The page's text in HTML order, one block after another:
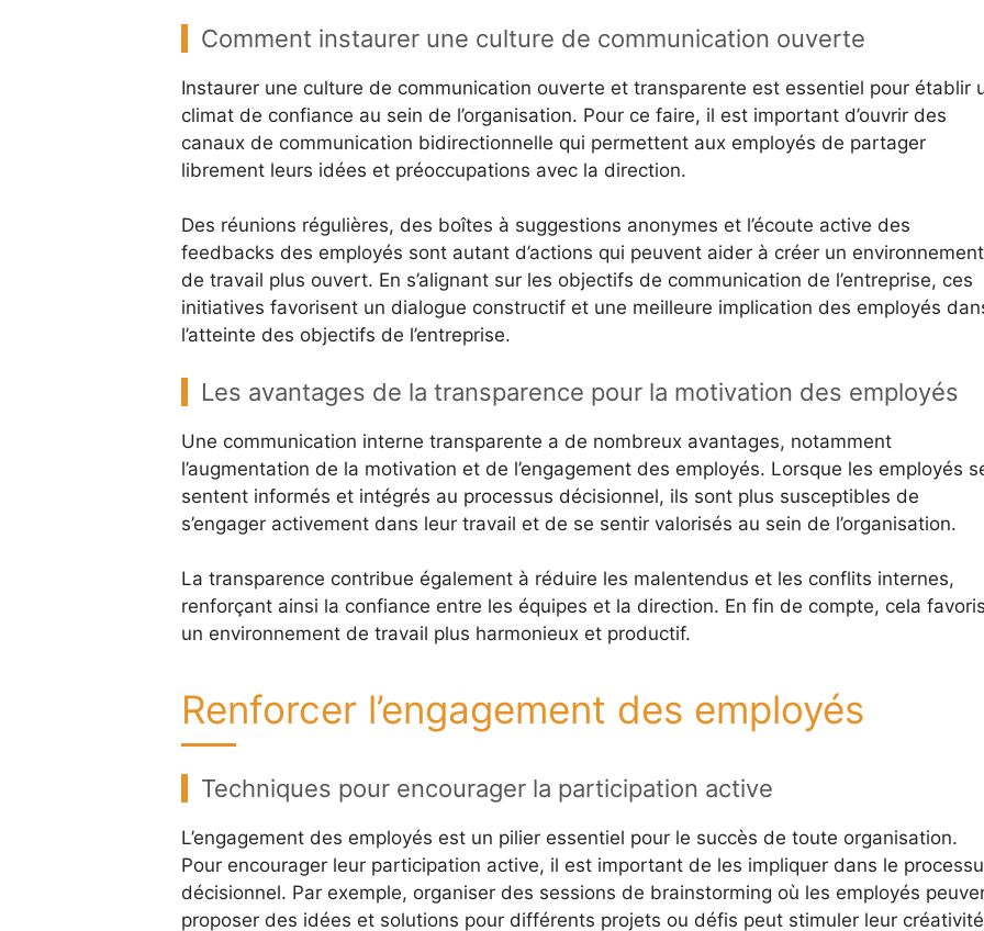
Comment instaurer une culture de communication ouverte
Instaurer une culture de communication ouverte et transparente est essentiel pour établir
climat de confiance au sein de l’organisation. Pour ce faire, il est important d’ouvrir des
canaux de communication bidirectionnelle qui permettent aux employés de partager
librement leurs idées et préoccupations avec la direction.
Des réunions régulières, des boîtes à suggestions anonymes et l’écoute active des
feedbacks des employés sont autant d’actions qui peuvent aider à créer un environnement
de travail plus ouvert. En s’alignant sur les objectifs de communication de l’entreprise, ces
initiatives favorisent un dialogue constructif et une meilleure implication des employés
l’atteinte des objectifs de l’entreprise.
Les avantages de la transparence pour la motivation des employés
Une communication interne transparente a de nombreux avantages, notamment
l’augmentation de la motivation et de l’engagement des employés. Lorsque les employés
sentent informés et intégrés au processus décisionnel, ils sont plus susceptibles de
s’engager activement dans leur travail et de se sentir valorisés au sein de l’organisation.
La transparence contribue également à réduire les malentendus et les conflits internes,
renforçant ainsi la confiance entre les équipes et la direction. En fin de compte, cela
un environnement de travail plus harmonieux et productif.
Renforcer l’engagement des employés
Techniques pour encourager la participation active
L’engagement des employés est un pilier essentiel pour le succès de toute organisation.
Pour encourager leur participation active, il est important de les impliquer dans le
décisionnel. Par exemple, organiser des sessions de brainstorming où les employés
proposer des idées et solutions pour différents projets ou défis peut stimuler leur créativité